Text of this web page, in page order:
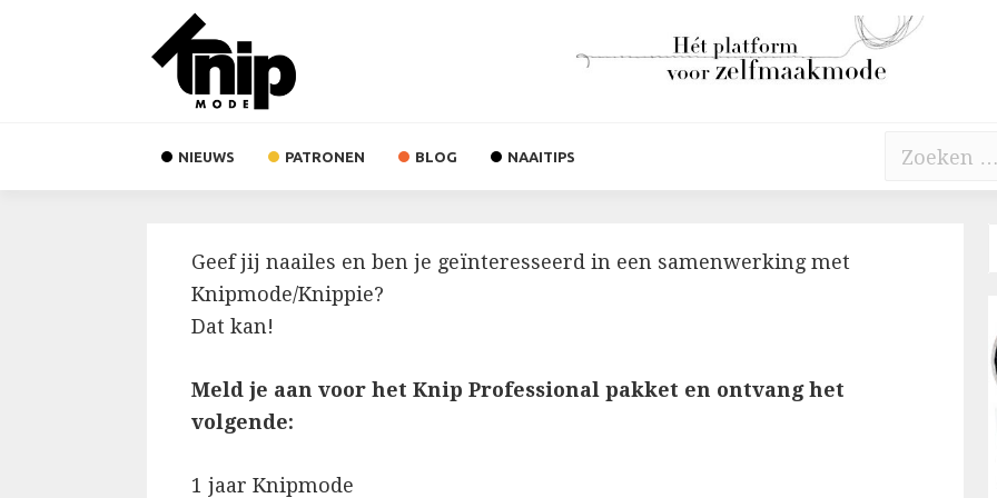
navigation
NIEUWS PATRONEN BLOG NAAITIPS
Zoeken
Geef jij naailes en ben je geïnteresseerd in een samenwerking met
Knipmode/Knippie?
Dat kan!
Meld je aan voor het Knip Professional pakket en ontvang het
volgende:
1 jaar Knipmode
Interacties